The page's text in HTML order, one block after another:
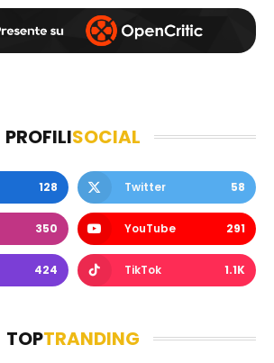
PROFILISOCIAL
128 Twitter 58
350 YouTube 291
424 TikTok 1.1K
TOPTRANDING